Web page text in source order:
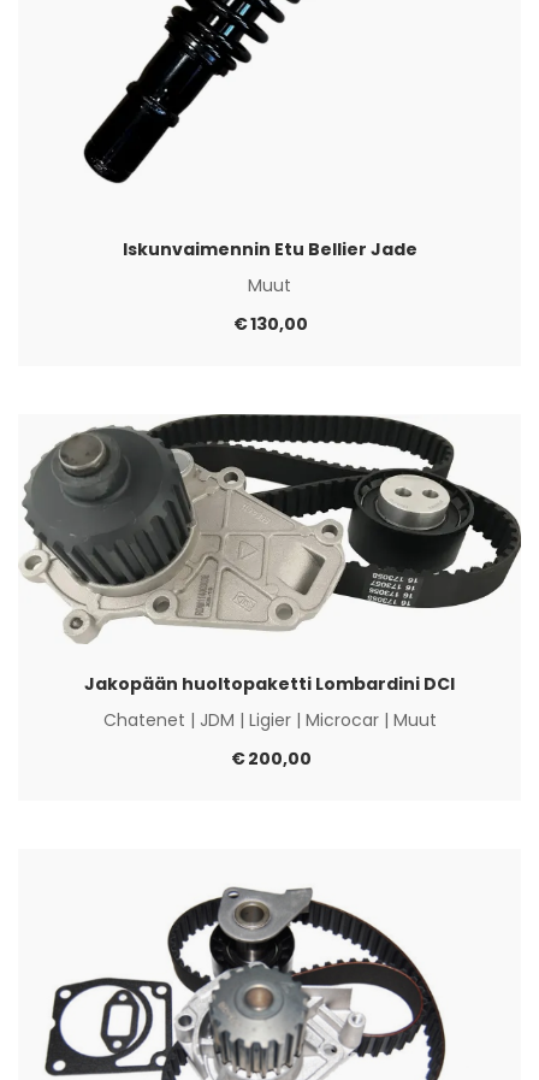
Iskunvaimennin Etu Bellier Jade
Muut
€130,00
Jakopään huoltopaketti Lombardini DCI
Chatenet | JDM | Ligier| Microcar| Muut
€200,00